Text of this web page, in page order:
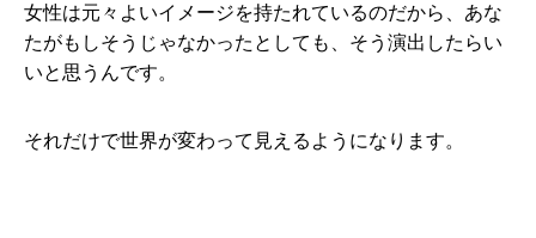
女性は元々よいイメージを持たれているのだから、あな
たがもしそうじゃなかったとしても、そう演出したらい
いと思うんです。
それだけで世界が変わって見えるようになります。